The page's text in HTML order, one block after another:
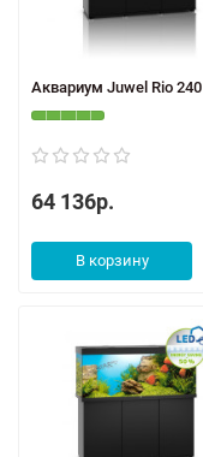
Аквариум Juwel Rio 240
64 136р.
В корзину